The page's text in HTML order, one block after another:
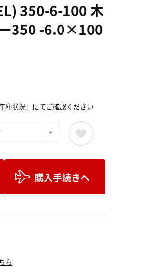
350-6-100 木
350 -6.0×100
庫状況」にてご確認ください
購入手続きへ
ら